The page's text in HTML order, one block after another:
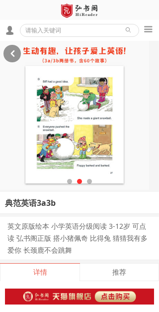
ꄙ 끀
넙
典范英语3a3b
详情 推荐
낒
英文原版绘本 小学英语分级阅读 3-12岁 可点
读 弘书阁正版 搭小猪佩奇 比得兔 猜猜我有多
爱你 长颈鹿不会跳舞